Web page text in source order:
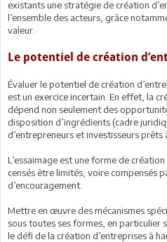
existants une stratégie de création
l’ensemble des acteurs, grâce
valeur.
Le potentiel de création
Évaluer le potentiel de création
est un exercice incertain. En effet, la
dépend non seulement des
disposition d’ingrédients (cadre
d’entrepreneurs et investisseurs prêts
L’essaimage est une forme de
censés être limités, voire compensés
d’encouragement.
Mettre en œuvre des mécanismes
sous toutes ses formes, en particulier
le défi de la création d’entreprises à